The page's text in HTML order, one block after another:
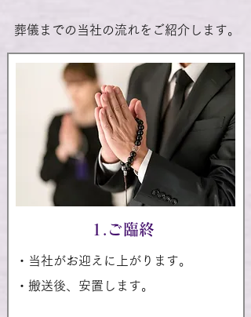
葬儀までの当社の流れをご紹介します。
1.ご臨終
・当社がお迎えに上がります。
・搬送後、安置します。